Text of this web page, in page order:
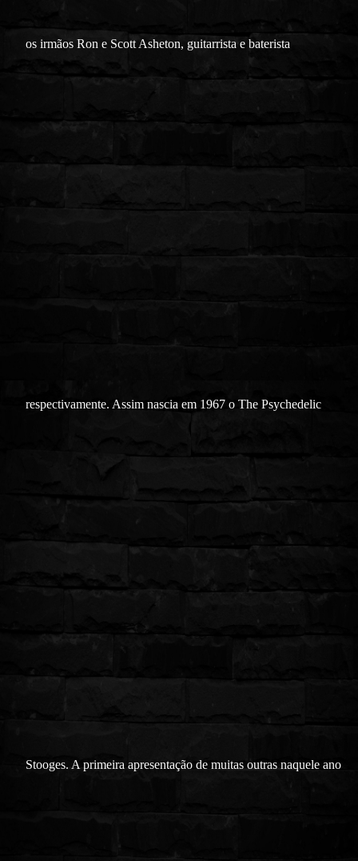
os irmãos Ron e Scott Asheton, guitarrista e baterista
respectivamente. Assim nascia em 1967 o The Psychedelic
Stooges. A primeira apresentação de muitas outras naquele ano